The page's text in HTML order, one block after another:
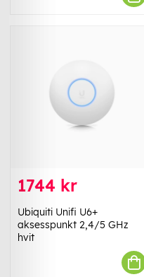
1744 kr
Ubiquiti Unifi U6+
aksesspunkt 2,4/5 GHz
hvit